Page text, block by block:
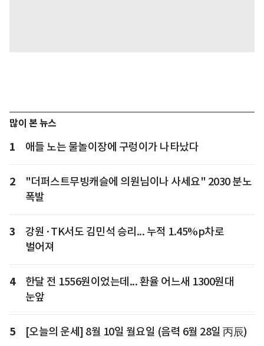
많이 본 뉴스
1 애들 노는 물놀이장에 구렁이가 나타났다
2
"더퍼스트무빙캐슬에 의원님이나 사세요" 2030 분노
폭발
3
강원·TK서도 김민석 승리... 누적 1.45%p차로
벌어져
4
한달 전 1556원이었는데... 환율 어느새 1300원대
눈앞
5 [오늘의 운세] 8월 10일 월요일 (음력 6월 28일 丙辰)